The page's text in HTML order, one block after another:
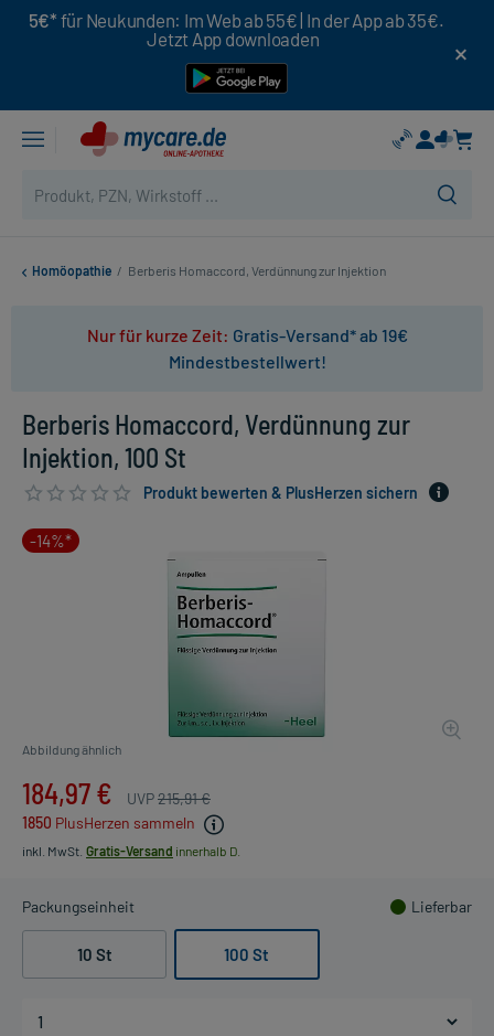
5€* für Neukunden: Im Web ab 55€ | In der App ab 35€.
Jetzt App downloaden
Homöopathie / Berberis Homaccord, Verdünnung zur Injektion
Nur für kurze Zeit: Gratis-Versand* ab 19€
Mindestbestellwert!
Berberis Homaccord, Verdünnung zur
Injektion, 100 St
Produkt bewerten & PlusHerzen sichern
-14%*
Abbildung ähnlich
184,97 € UVP215,91 €
1850 PlusHerzen sammeln
inkl. MwSt. Gratis-Versand innerhalb D.
Packungseinheit Lieferbar
10 St 100 St